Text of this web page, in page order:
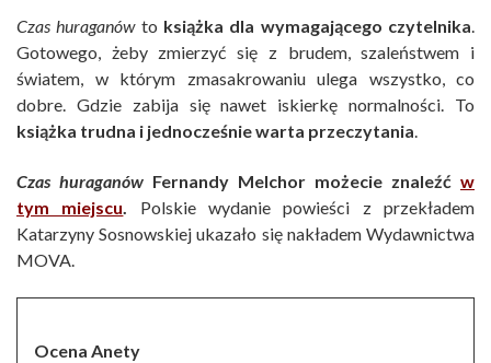
Czas huraganówto książka dla wymagającego czytelnika.
Gotowego, żeby zmierzyć się z brudem, szaleństwem i
światem, w którym zmasakrowaniu ulega wszystko, co
dobre. Gdzie zabija się nawet iskierkę normalności. To
książka trudna i jednocześnie warta przeczytania.
Czas huraganów Fernandy Melchor możecie znaleźć w
tym miejscu. Polskie wydanie powieści z przekładem
Katarzyny Sosnowskiej ukazało się nakładem Wydawnictwa
MOVA.
Ocena Anety